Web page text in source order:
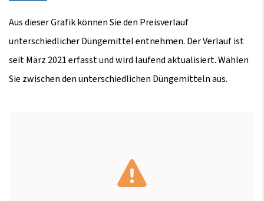
Aus dieser Grafik können Sie den Preisverlauf
unterschiedlicher Düngemittel entnehmen. Der Verlauf ist
seit März 2021 erfasst und wird laufend aktualisiert. Wählen
Sie zwischen den unterschiedlichen Düngemitteln aus.